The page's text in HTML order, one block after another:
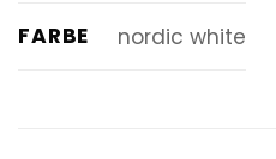
FARBE nordic white